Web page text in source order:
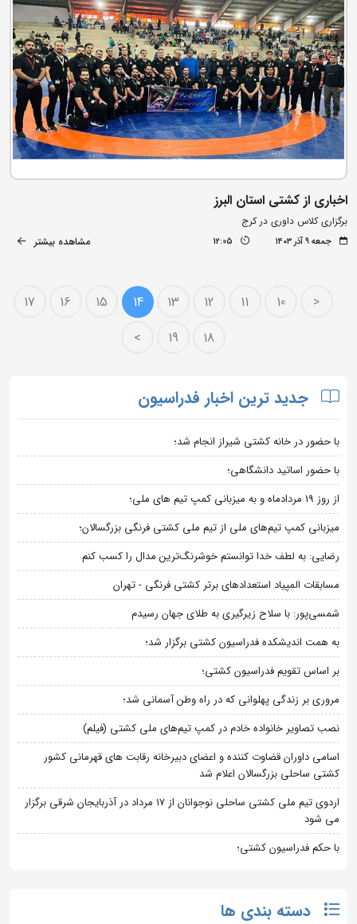
اخباری از کشتی استان البرز
برگزاری کلاس داوری در کرج
جمعه ۹ آذر ۱۴۰۳ 12:05 مشاهده بیشتر
<
10
11
12
13
14
15
16
17
18
19
>
جدید ترین اخبار فدراسیون
با حضور در خانه کشتی شیراز انجام شد؛
با حضور اساتید دانشگاهی؛
از روز 19 مردادماه و به میزبانی کمپ تیم های ملی؛
میزبانی کمپ تیم‌های ملی از تیم ملی کشتی فرنگی بزرگسالان؛
رضایی: به لطف خدا توانستم خوشرنگ‌ترین مدال را کسب کنم
مسابقات المپیاد استعدادهای برتر کشتی فرنگی - تهران
شمسی‌پور: با سلاح زیرگیری به طلای جهان رسیدم
به همت اندیشکده فدراسیون کشتی برگزار شد؛
بر اساس تقویم فدراسیون کشتی؛
مروری بر زندگی پهلوانی که در راه وطن آسمانی شد؛
نصب تصاویر خانواده خادم در کمپ تیم‌های ملی کشتی (فیلم)
اسامی داوران قضاوت کننده و اعضای دبیرخانه رقابت های قهرمانی کشور
کشتی ساحلی بزرگسالان اعلام شد
اردوی تیم ملی کشتی ساحلی نوجوانان از 17 مرداد در آذربایجان شرقی برگزار
می شود
با حکم فدراسیون کشتی؛
دسته بندی ها